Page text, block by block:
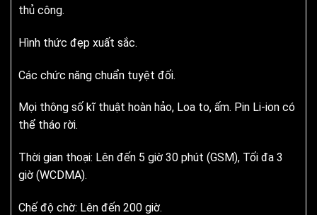
thủ công.
Hình thức đẹp xuất sắc.
Các chức năng chuẩn tuyệt đối.
Mọi thông số kĩ thuật hoàn hảo, Loa to, ấm. Pin Li-ion có
thể tháo rời.
Thời gian thoại: Lên đến 5 giờ 30 phút (GSM), Tối đa 3
giờ (WCDMA).
Chế độ chờ: Lên đến 200 giờ.